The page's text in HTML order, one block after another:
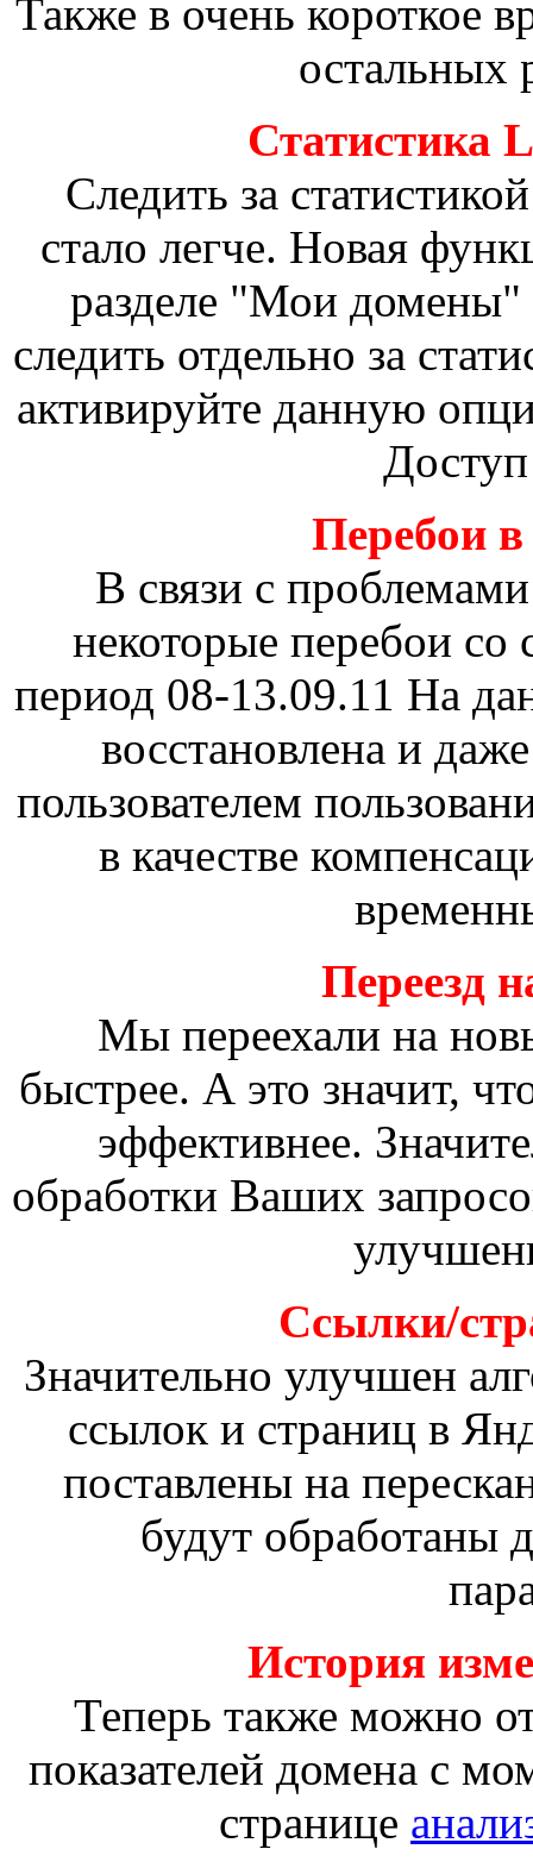
Также в очень короткое
остальных
Статистика
Следить за
стало легче. Новая
разделе "Мои домены"
следить отдельно за
активируйте данную
Перебои в
В связи с
некоторые перебои со
период 08-13.09.11 На
восстановлена и
пользователем
в качестве
Переезд
Мы переехали на
быстрее. А это значит,
эффективнее.
обработки Ваших
Ссылки/
Значительно улучшен
ссылок и страниц в
поставлены на
будут
История
Теперь также можно
показателей домена с
странице